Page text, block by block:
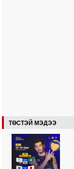
ТӨСТЭЙ МЭДЭЭ